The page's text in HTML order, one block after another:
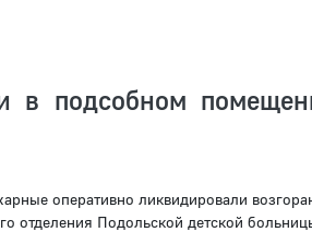
в подсобном
оперативно ликвидировали
отделения Подольской детской